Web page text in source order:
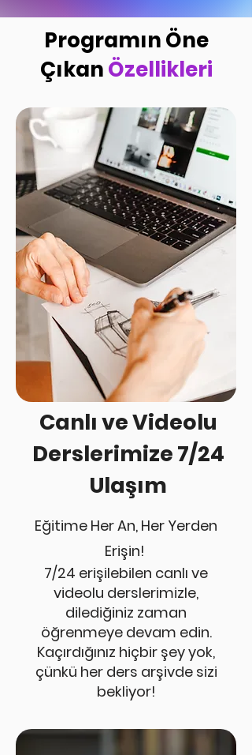
Programın Öne
ÇıkanÖzellikleri
Canlı ve Videolu
Derslerimize 7/24
Ulaşım
Eğitime Her An, Her Yerden
Erişin!
7/24 erişilebilen canlı ve
videolu derslerimizle,
dilediğiniz zaman
öğrenmeye devam edin.
Kaçırdığınız hiçbir şey yok,
çünkü her ders arşivde sizi
bekliyor!